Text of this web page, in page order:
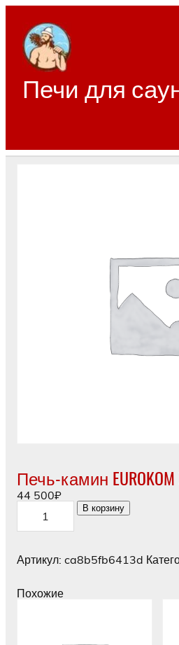
Перейти
содержимому
Печи для
Печь-камин EUROKOM
44 500₽
Количество
товара
Печь-
ZEUS
В корзину
Артикул: ca8b5fb6413d
Похожие